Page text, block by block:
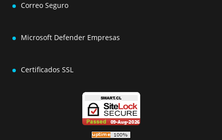
Correo Seguro
Microsoft Defender Empresas
Certificados SSL